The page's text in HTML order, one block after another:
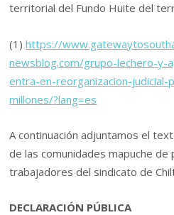
territorial del Fundo Huite del
(1)https://
newsblog.com/grupo-lechero-y-
entra-en-reorganizacion-judicial-
millones/?lang=es
A continuación adjuntamos el
de las comunidades mapuche de
trabajadores del sindicato de
DECLARACIÓN PÚBLICA